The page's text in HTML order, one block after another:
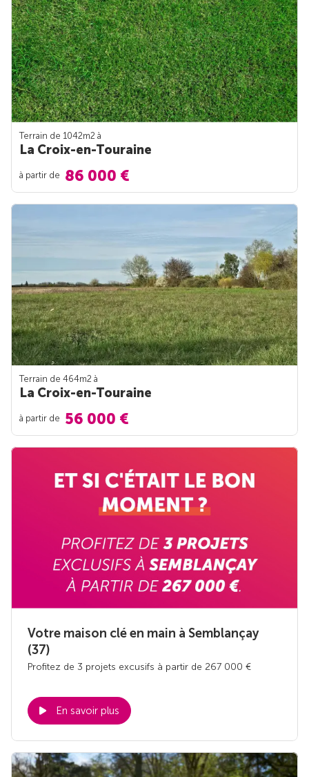
Terrain de 1042m2 à
La Croix-en-Touraine
à partir de 86 000 €
Terrain de 464m2 à
La Croix-en-Touraine
à partir de 56 000 €
Votre maison clé en main à Semblançay
(37)
Profitez de 3 projets excusifs à partir de 267 000 €
En savoir plus